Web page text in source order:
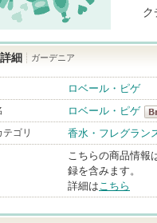
ク
細 ガーデニア
ロベール・ピゲ
ロベール・ピゲ
ゲ
ゴリ 香水・フレグラン
こちらの商品情報
録を含みます。
詳細はこちら